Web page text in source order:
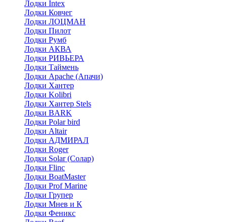
Лодки Intex
Лодки Ковчег
Лодки ЛОЦМАН
Лодки Пилот
Лодки Румб
Лодки АКВА
Лодки РИВЬЕРА
Лодки Таймень
Лодки Apache (Апачи)
Лодки Хантер
Лодки Kolibri
Лодки Хантер Stels
Лодки BARK
Лодки Polar bird
Лодки Altair
Лодки АДМИРАЛ
Лодки Roger
Лодки Solar (Солар)
Лодки Flinc
Лодки BoatMaster
Лодки Prof Marine
Лодки Групер
Лодки Мнев и К
Лодки Феникс